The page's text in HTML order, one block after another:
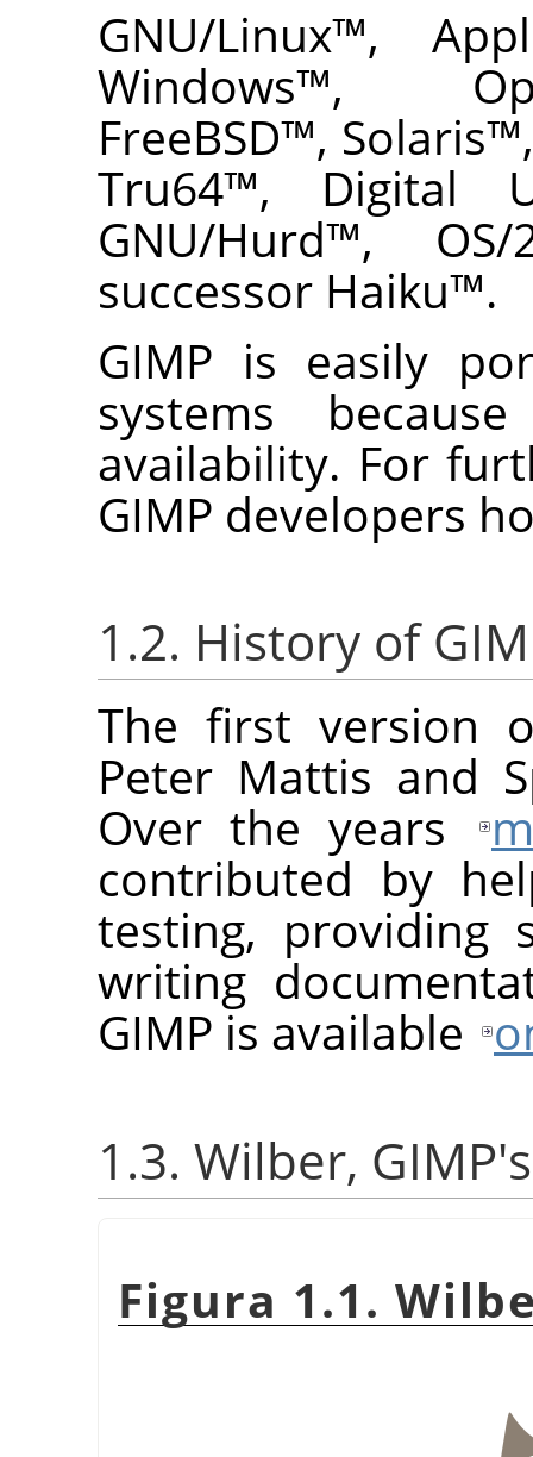
GNU/Linux™,
Windows™,
FreeBSD™, Solaris
Tru64™, Digital
GNU/Hurd™, OS/
successor Haiku™.
GIMP is easily
systems
availability. For
GIMP developers
1.2. History of
The first version
Peter Mattis and
Over the years
contributed by
testing, providing
writing
GIMP is available
1.3. Wilber,
Figura 1.1.